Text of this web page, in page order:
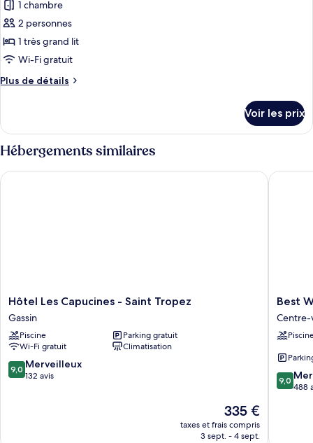
pour
ce
type
de
chambre :
Chambre
1 chambre
2 personnes
1 très grand lit
Wi-Fi gratuit
Plus de détails
Plus
le
type
de
Chambre
Voir les prix
Hébergements similaires
Hôtel
Les
Capucines
-
Saint
Tropez
Gassin
Hôtel Les Capucines - Saint Tropez
Gassin
Piscine
Parking gratuit
Wi-Fi gratuit
Climatisation
9.0
sur
9,0 Merveilleux
132 avis
Le
nouveau
prix
335 €
taxes et frais compris
3 sept. - 4 sept.
Hôtel Les Capucines - Saint Tropez
Best
Western
Premier
ville
de
Saint-
Best
Centre-
9.0
sur
9,0
488
Best